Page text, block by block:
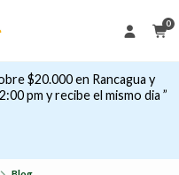
0
$20.000 en Rancagua y
pm y recibe el mismo dia ”